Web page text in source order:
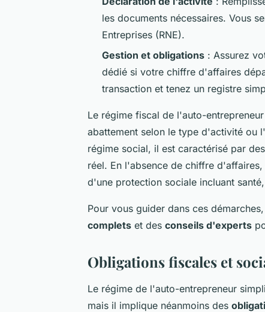
les documents nécessaires. Vous
Entreprises (RNE).
Gestion et obligations : Assurez
dédié si votre chiffre d'affaires
transaction et tenez un registre
Le régime fiscal de l'auto-
abattement selon le type d'activité ou
régime social, il est caractérisé par
réel. En l'absence de chiffre
d'une protection sociale incluant
Pour vous guider dans ces
complets et des conseils d'experts
Obligations fiscales et
Le régime de l'auto-entrepreneur
mais il implique néanmoins des